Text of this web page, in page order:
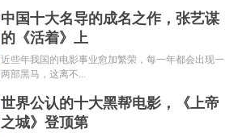
1 2 3 下一页
中国十大名导的成名之作，张艺谋
的《活着》上
近些年我国的电影事业愈加繁荣，每一年都会出现一
两部黑马，这离不...
世界公认的十大黑帮电影，《上帝
之城》登顶第